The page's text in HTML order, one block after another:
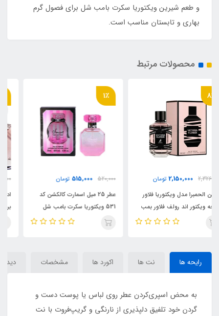
و طعم شیرین ویکتوریا سکرت بامب شل برای فصول گرم
بهاری و تابستان مناسب است.
محصولات مرتبط
520,000
515,000 تومان
عطر 25 میل اسمارت کالکشن کد
531 ویکتوریا سکرت بامب شل
Victoria Secret Bombshell (
2,090,000
1,970,000
ادکلن زنانه فراگرنس ورد مدل نویر
بریز رایحه ویکتوریا سکرت نویر
تیس ( Noir Breeze) Victoria
رایحه ها نت ها اکورد ها مشخصات
به محض اسپری‌کردن عطر روی لباس یا پوست دست و
گردن خود تلفیق دلپذیری از نارنگی و گریپ‌فروت با نت